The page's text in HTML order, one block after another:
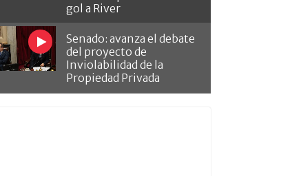
gol a River
Senado: avanza el debate
del proyecto de
Inviolabilidad de la
Propiedad Privada